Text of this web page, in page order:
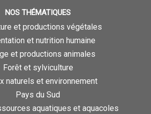
NOS THÉMATIQUES
et productions végétales
et nutrition humaine
et productions animales
Forêt et sylviculture
naturels et environnement
Pays du Sud
aquatiques et aquacoles